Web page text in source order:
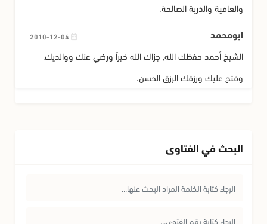
والعافية والذرية الصالحة.
ابومحمد
الشيخ أحمد حفظك الله, جزاك الله خيراً ورضي عنك ووالديك,
وفتح عليك ورزقك الرزق الحسن.
جزاك الله عنا كل خير وسدَّد خطاك وأمدك بالصحة والعافية.
السلام عليكم ورحمة الله وبركاته أسال الله العلي القدير أن يوفقك
بإصلاح هذه الأمة ويجزيك عنا كل خير وكما أرجو من حضرتكم أن
البحث في الفتاوى